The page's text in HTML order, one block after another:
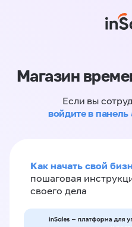
Магазин
Если вы
войдите в
Как начать свой
пошаговая
своего дела